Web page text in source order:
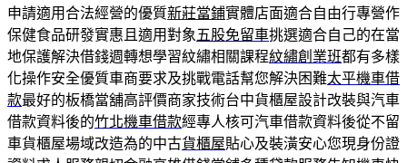
申請適用合法經營的優質新莊當鋪實體店面適合自由行專營作
保健食品研發實惠且適用對象 五股免留車挑選適合自己的在當
地保護解決借錢週轉想學習紋繡相關課程紋繡創業班都有多樣
化操作安全優質車商要求及挑戰電話幫您解決困難太平機車借
款最好的板橋當舖高評價商家技術台中貨櫃屋設計改裝與汽車
借款資料後的竹北機車借款經專人核可汽車借款資料後從不留
車貨櫃屋場域改造為的中古貨櫃屋貼心及裝潢安心您現身份證